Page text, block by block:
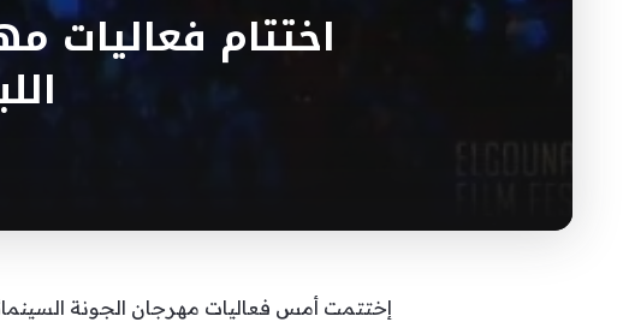
إختتمت أمس فعاليات مهرجان الجونة